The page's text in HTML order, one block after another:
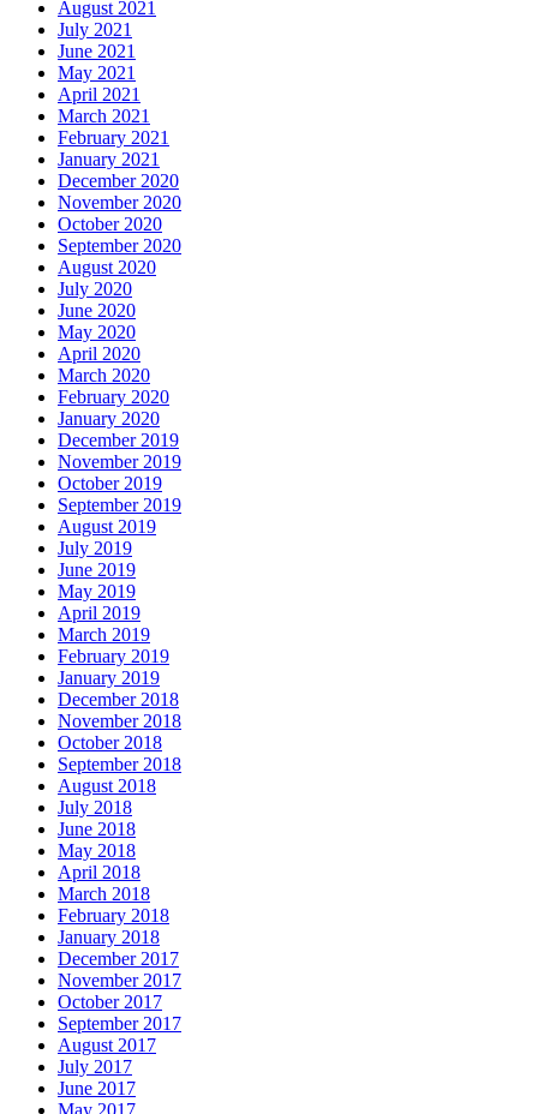
August 2021
July 2021
June 2021
May 2021
April 2021
March 2021
February 2021
January 2021
December 2020
November 2020
October 2020
September 2020
August 2020
July 2020
June 2020
May 2020
April 2020
March 2020
February 2020
January 2020
December 2019
November 2019
October 2019
September 2019
August 2019
July 2019
June 2019
May 2019
April 2019
March 2019
February 2019
January 2019
December 2018
November 2018
October 2018
September 2018
August 2018
July 2018
June 2018
May 2018
April 2018
March 2018
February 2018
January 2018
December 2017
November 2017
October 2017
September 2017
August 2017
July 2017
June 2017